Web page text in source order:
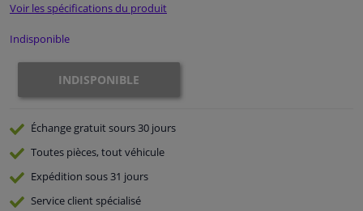
Camping-car, moto & vélo
Capteurs & électronique
Voir les spécifications du produit
Indisponible
INDISPONIBLE
Échange gratuitsours 30 jours
Toutes pièces, tout véhicule
Expédition sous 31 jours
Serviceclient spécialisé